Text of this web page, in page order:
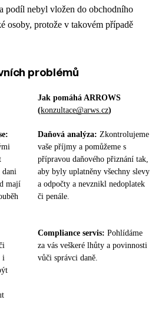
podíl nebyl vložen do obchodního
osoby, protože v takovém případě
problémů
Jak pomáhá ARROWS
(konzultace@arws.cz)
dani
mají
Daňová analýza: Zkontrolujeme
vaše příjmy a pomůžeme s
přípravou daňového přiznání tak,
aby byly uplatněny všechny slevy
a odpočty a nevznikl nedoplatek
či penále.
i
Compliance servis: Pohlídáme
za vás veškeré lhůty a povinnosti
vůči správci daně.